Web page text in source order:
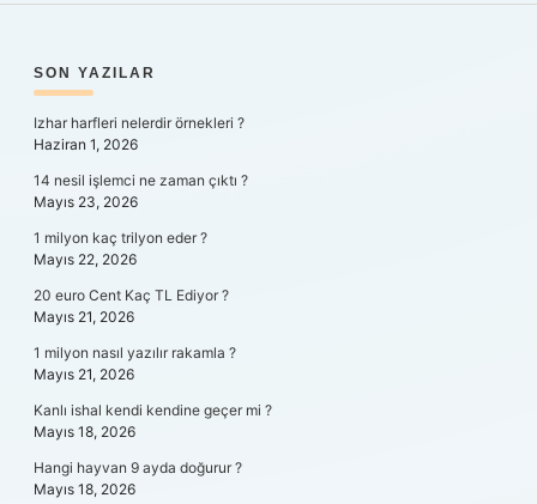
SIDEBAR
SON YAZILAR
Izhar harfleri nelerdir örnekleri ?
Haziran 1, 2026
14 nesil işlemci ne zaman çıktı ?
Mayıs 23, 2026
1 milyon kaç trilyon eder ?
Mayıs 22, 2026
20 euro Cent Kaç TL Ediyor ?
Mayıs 21, 2026
1 milyon nasıl yazılır rakamla ?
Mayıs 21, 2026
Kanlı ishal kendi kendine geçer mi ?
Mayıs 18, 2026
Hangi hayvan 9 ayda doğurur ?
Mayıs 18, 2026